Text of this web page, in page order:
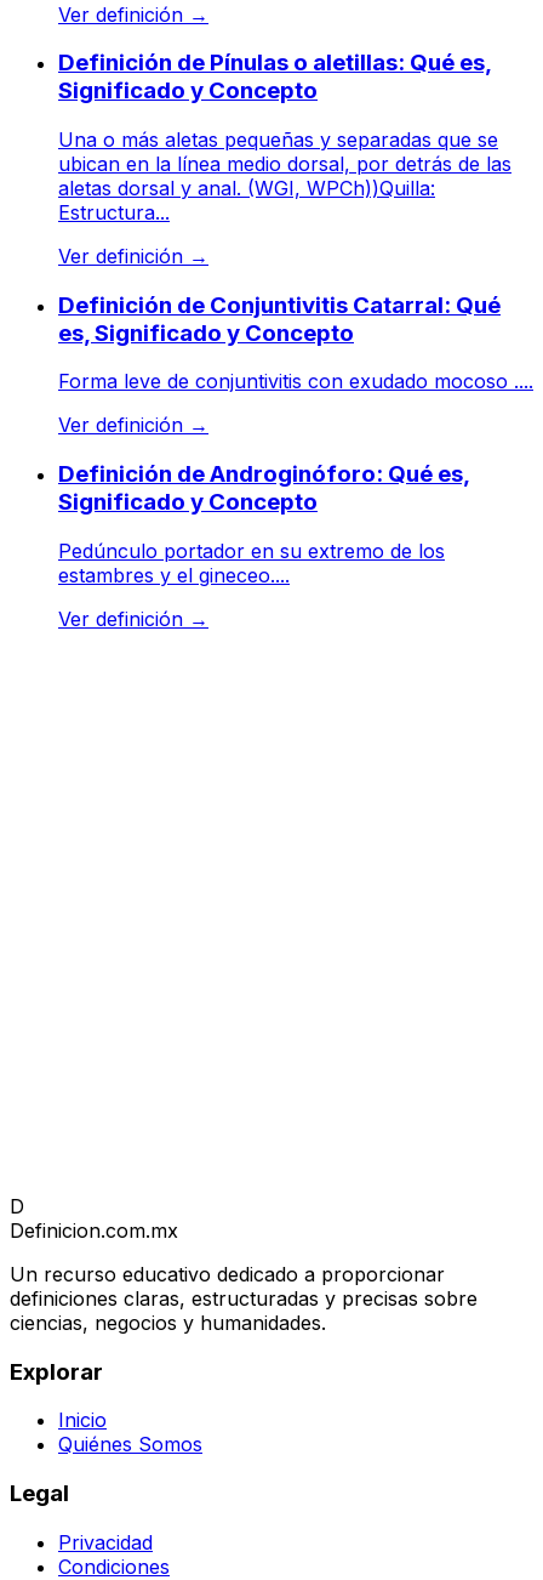
Ver definición →
Definición de Pínulas o aletillas: Qué es,
Significado y Concepto
Una o más aletas pequeñas y separadas que se
ubican en la línea medio dorsal, por detrás de las
aletas dorsal y anal. (WGI, WPCh))Quilla:
Estructura...
Ver definición →
Definición de Conjuntivitis Catarral: Qué
es, Significado y Concepto
Forma leve de conjuntivitis con exudado mocoso ....
Ver definición →
Definición de Androginóforo: Qué es,
Significado y Concepto
Pedúnculo portador en su extremo de los
estambres y el gineceo....
Ver definición →
D
Definicion.com.mx
Un recurso educativo dedicado a proporcionar
definiciones claras, estructuradas y precisas sobre
ciencias, negocios y humanidades.
Explorar
Inicio
Quiénes Somos
Legal
Privacidad
Condiciones